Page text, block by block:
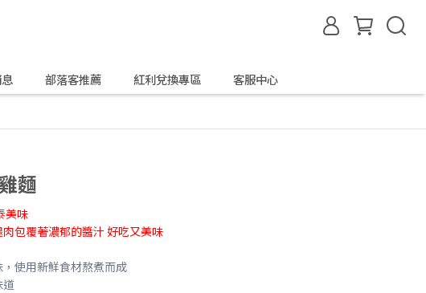
部落客推薦 紅利兌換專區 客服中心
麵
美味
包覆著濃郁的醬汁 好吃又美味
使用新鮮食材熬煮而成
道